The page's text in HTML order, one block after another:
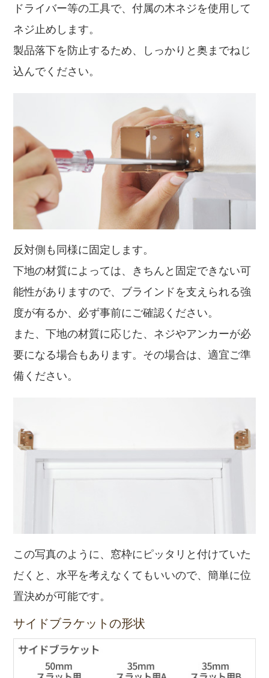
ドライバー等の工具で、付属の木ネジを使用して
ネジ止めします。
製品落下を防止するため、しっかりと奥までねじ
込んでください。
反対側も同様に固定します。
下地の材質によっては、きちんと固定できない可
能性がありますので、ブラインドを支えられる強
度が有るか、必ず事前にご確認ください。
また、下地の材質に応じた、ネジやアンカーが必
要になる場合もあります。その場合は、適宜ご準
備ください。
この写真のように、窓枠にピッタリと付けていた
だくと、水平を考えなくてもいいので、簡単に位
置決めが可能です。
サイドブラケットの形状